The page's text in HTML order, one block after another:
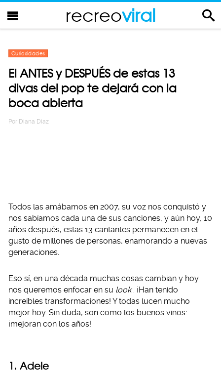
recreoviral
Curiosidades
El ANTES y DESPUÉS de estas 13
divas del pop te dejará con la
boca abierta
Por Diana Diaz
Todos las amábamos en 2007, su voz nos conquistó y
nos sabíamos cada una de sus canciones, y aún hoy, 10
años después, estas 13 cantantes permanecen en el
gusto de millones de personas, enamorando a nuevas
generaciones.
Eso sí, en una década muchas cosas cambian y hoy
nos queremos enfocar en su look . ¡Han tenido
increíbles transformaciones! Y todas lucen mucho
mejor hoy. Sin duda, son como los buenos vinos:
¡mejoran con los años!
1. Adele